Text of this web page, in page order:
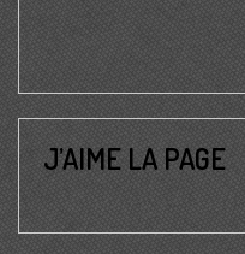
J’AIME LA PAGE